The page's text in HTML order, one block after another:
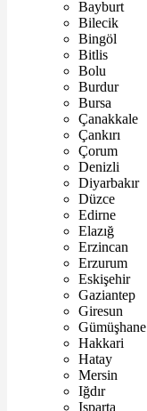
Bayburt
Bilecik
Bingöl
Bitlis
Bolu
Burdur
Bursa
Çanakkale
Çankırı
Çorum
Denizli
Diyarbakır
Düzce
Edirne
Elazığ
Erzincan
Erzurum
Eskişehir
Gaziantep
Giresun
Gümüşhane
Hakkari
Hatay
Mersin
Iğdır
Isparta